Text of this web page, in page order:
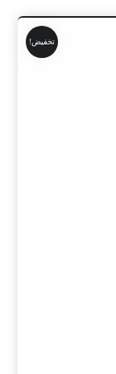
تخفيض!